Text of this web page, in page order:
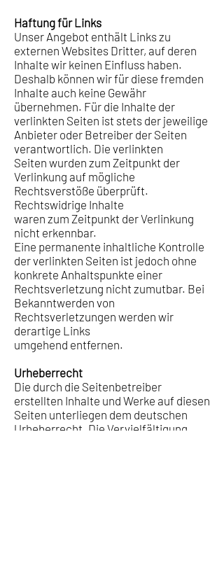
Haftung für Links
Unser Angebot enthält Links zu
externen Websites Dritter, auf deren
Inhalte wir keinen Einfluss haben.
Deshalb können wir für diese fremden
Inhalte auch keine Gewähr
übernehmen. Für die Inhalte der
verlinkten Seiten ist stets der jeweilige
Anbieter oder Betreiber der Seiten
verantwortlich. Die verlinkten
Seiten wurden zum Zeitpunkt der
Verlinkung auf mögliche
Rechtsverstöße überprüft.
Rechtswidrige Inhalte
waren zum Zeitpunkt der Verlinkung
nicht erkennbar.
Eine permanente inhaltliche Kontrolle
der verlinkten Seiten ist jedoch ohne
konkrete Anhaltspunkte einer
Rechtsverletzung nicht zumutbar. Bei
Bekanntwerden von
Rechtsverletzungen werden wir
derartige Links
umgehend entfernen.
Urheberrecht
Die durch die Seitenbetreiber
erstellten Inhalte und Werke auf diesen
Seiten unterliegen dem deutschen
Urheberrecht. Die Vervielfältigung,